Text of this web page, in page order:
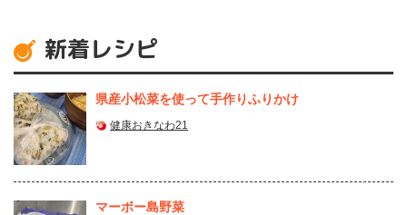
新着レシピ
県産⼩松菜を使って⼿作りふりかけ
健康おきなわ21
マーボー島野菜